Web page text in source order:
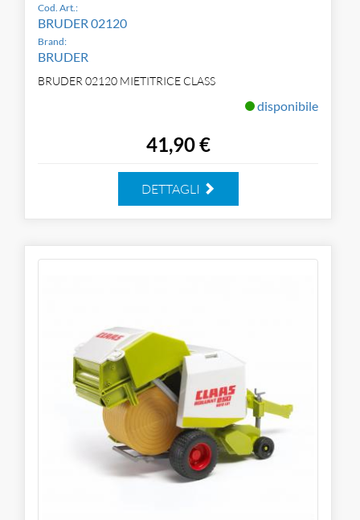
Cod. Art.:
BRUDER 02120
Brand:
BRUDER
BRUDER 02120 MIETITRICE CLASS
disponibile
41,90 €
DETTAGLI